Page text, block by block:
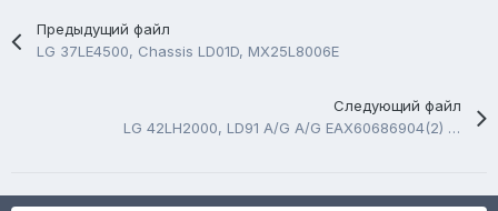
Предыдущий файл
LG 37LE4500, Chassis LD01D, MX25L8006E
Следующий файл
LG 42LH2000, LD91 A/G A/G EAX60686904(2) , SPI FLASH 25X32